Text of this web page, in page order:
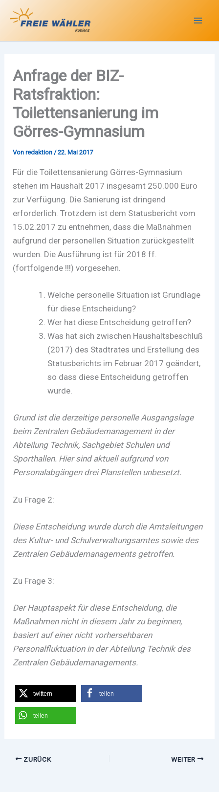
Inhalt
Anfrage der BIZ-
Ratsfraktion:
Toilettensanierung im
Görres-Gymnasium
Vonredaktion/22. Mai 2017
Für die Toilettensanierung Görres-Gymnasium
stehen im Haushalt 2017 insgesamt 250.000 Euro
zur Verfügung. Die Sanierung ist dringend
erforderlich. Trotzdem ist dem Statusbericht vom
15.02.2017 zu entnehmen, dass die Maßnahmen
aufgrund der personellen Situation zurückgestellt
wurden. Die Ausführung ist für 2018 ff.
(fortfolgende !!!) vorgesehen.
Welche personelle Situation ist Grundlage
für diese Entscheidung?
Wer hat diese Entscheidung getroffen?
Was hat sich zwischen Haushaltsbeschluß
(2017) des Stadtrates und Erstellung des
Statusberichts im Februar 2017 geändert,
so dass diese Entscheidung getroffen
wurde.
Grund ist die derzeitige personelle Ausgangslage
beim Zentralen Gebäudemanagement in der
Abteilung Technik, Sachgebiet Schulen und
Sporthallen. Hier sind aktuell aufgrund von
Personalabgängen drei Planstellen unbesetzt.
Zu Frage 2:
Diese Entscheidung wurde durch die Amtsleitungen
des Kultur- und Schulverwaltungsamtes sowie des
Zentralen Gebäudemanagements getroffen.
Zu Frage 3:
Der Hauptaspekt für diese Entscheidung, die
Maßnahmen nicht in diesem Jahr zu beginnen,
basiert auf einer nicht vorhersehbaren
Personalfluktuation in der Abteilung Technik des
Zentralen Gebäudemanagements.
twittern teilen
teilen
ZURÜCK WEITER